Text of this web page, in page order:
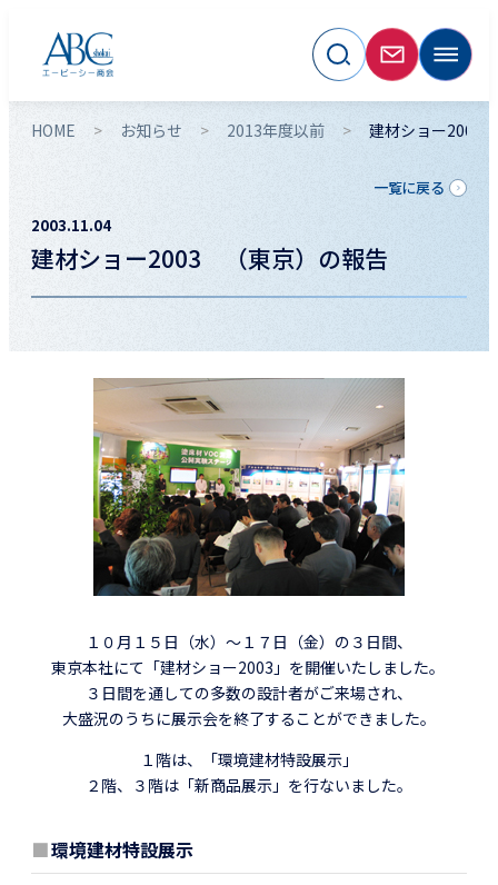
HOME お知らせ 2013年度以前 建材ショー2003
2003.11.04
建材ショー2003 （東京）の報告
一覧に戻る
１０月１５日（水）～１７日（金）の３日間、
東京本社にて「建材ショー2003」を開催いたしました。
３日間を通しての多数の設計者がご来場され、
大盛況のうちに展示会を終了することができました。
１階は、「環境建材特設展示」
２階、３階は「新商品展示」を行ないました。
■環境建材特設展示